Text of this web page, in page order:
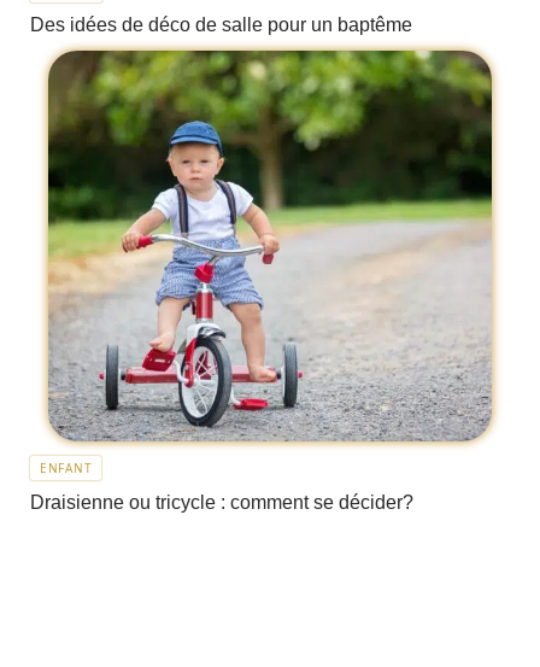
Des idées de déco de salle pour un baptême
ENFANT
Draisienne ou tricycle : comment se décider?